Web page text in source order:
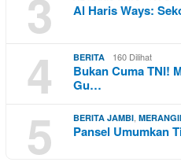
3 Al Haris Ways:
4 BERITA 160 Dilihat
Bukan Cuma TNI!
Gu…
5 BERITA JAMBI,
Pansel Umumkan